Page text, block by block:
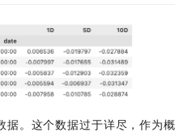
据。这个数据过于详尽，作为概